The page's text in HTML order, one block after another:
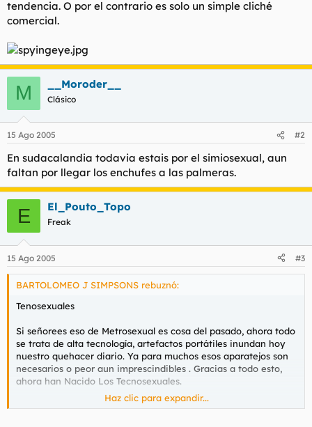
tendencia. O por el contrario es solo un simple cliché
comercial.
M __Moroder__
Clásico
15 Ago 2005 #2
En sudacalandia todavia estais por el simiosexual, aun
faltan por llegar los enchufes a las palmeras.
E El_Pouto_Topo
Freak
15 Ago 2005 #3
BARTOLOMEO J SIMPSONS rebuznó:
Tenosexuales
Si señorees eso de Metrosexual es cosa del pasado, ahora todo
se trata de alta tecnología, artefactos portátiles inundan hoy
nuestro quehacer diario. Ya para muchos esos aparatejos son
necesarios o peor aun imprescindibles . Gracias a todo esto,
ahora han Nacido Los Tecnosexuales.
https://www.terra.com/vidablue/articulo/html/vid287.htm
Haz clic para expandir...